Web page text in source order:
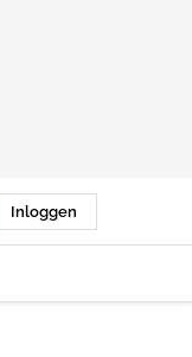
Inloggen